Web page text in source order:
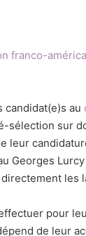
franco-
candidat(e)s au
sélection sur
leur
Georges
les
pour
de leur